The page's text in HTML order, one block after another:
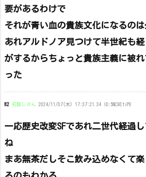
要があるわけで
それが青い血の貴族文化になるの
あれアルドノア見つけて半世紀も
がするからちょっと貴族主義に被
った
82 名無しさん 2024/11/07(木) 17:37:21.34 ID:5NC9EtiP0
一応歴史改変SFであれ二世代経過
ね
まあ無茶だしそこ飲み込めなくて